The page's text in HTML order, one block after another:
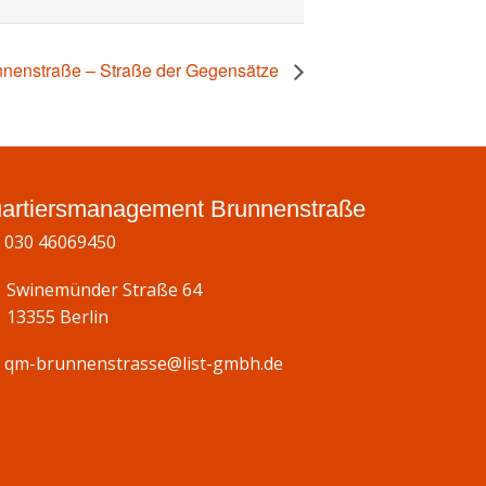
– Straße der Gegensätze
Brunnenstraße
030 46069450
Swinemünder Straße 64
13355 Berlin
qm-brunnenstrasse@list-gmbh.de